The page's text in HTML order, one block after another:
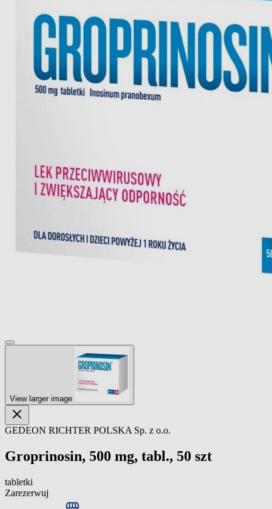
View larger image
GEDEON RICHTER POLSKA Sp. z o.o.
Groprinosin, 500 mg, tabl., 50 szt
tabletki
Zarezerwuj